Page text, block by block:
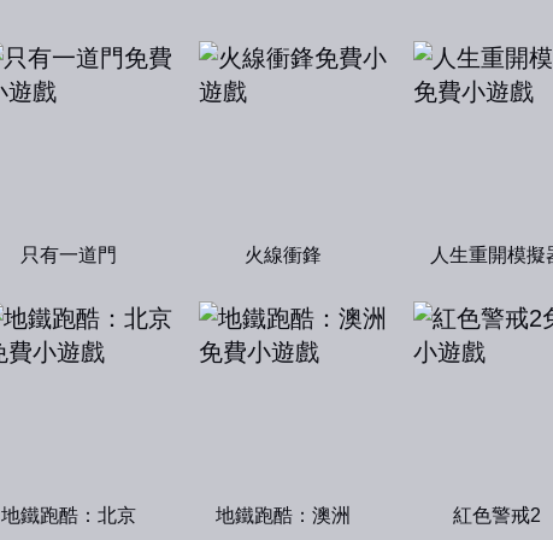
只有一道門 火線衝鋒 人生重開模擬
地鐵跑酷：北京 地鐵跑酷：澳洲 紅色警戒2